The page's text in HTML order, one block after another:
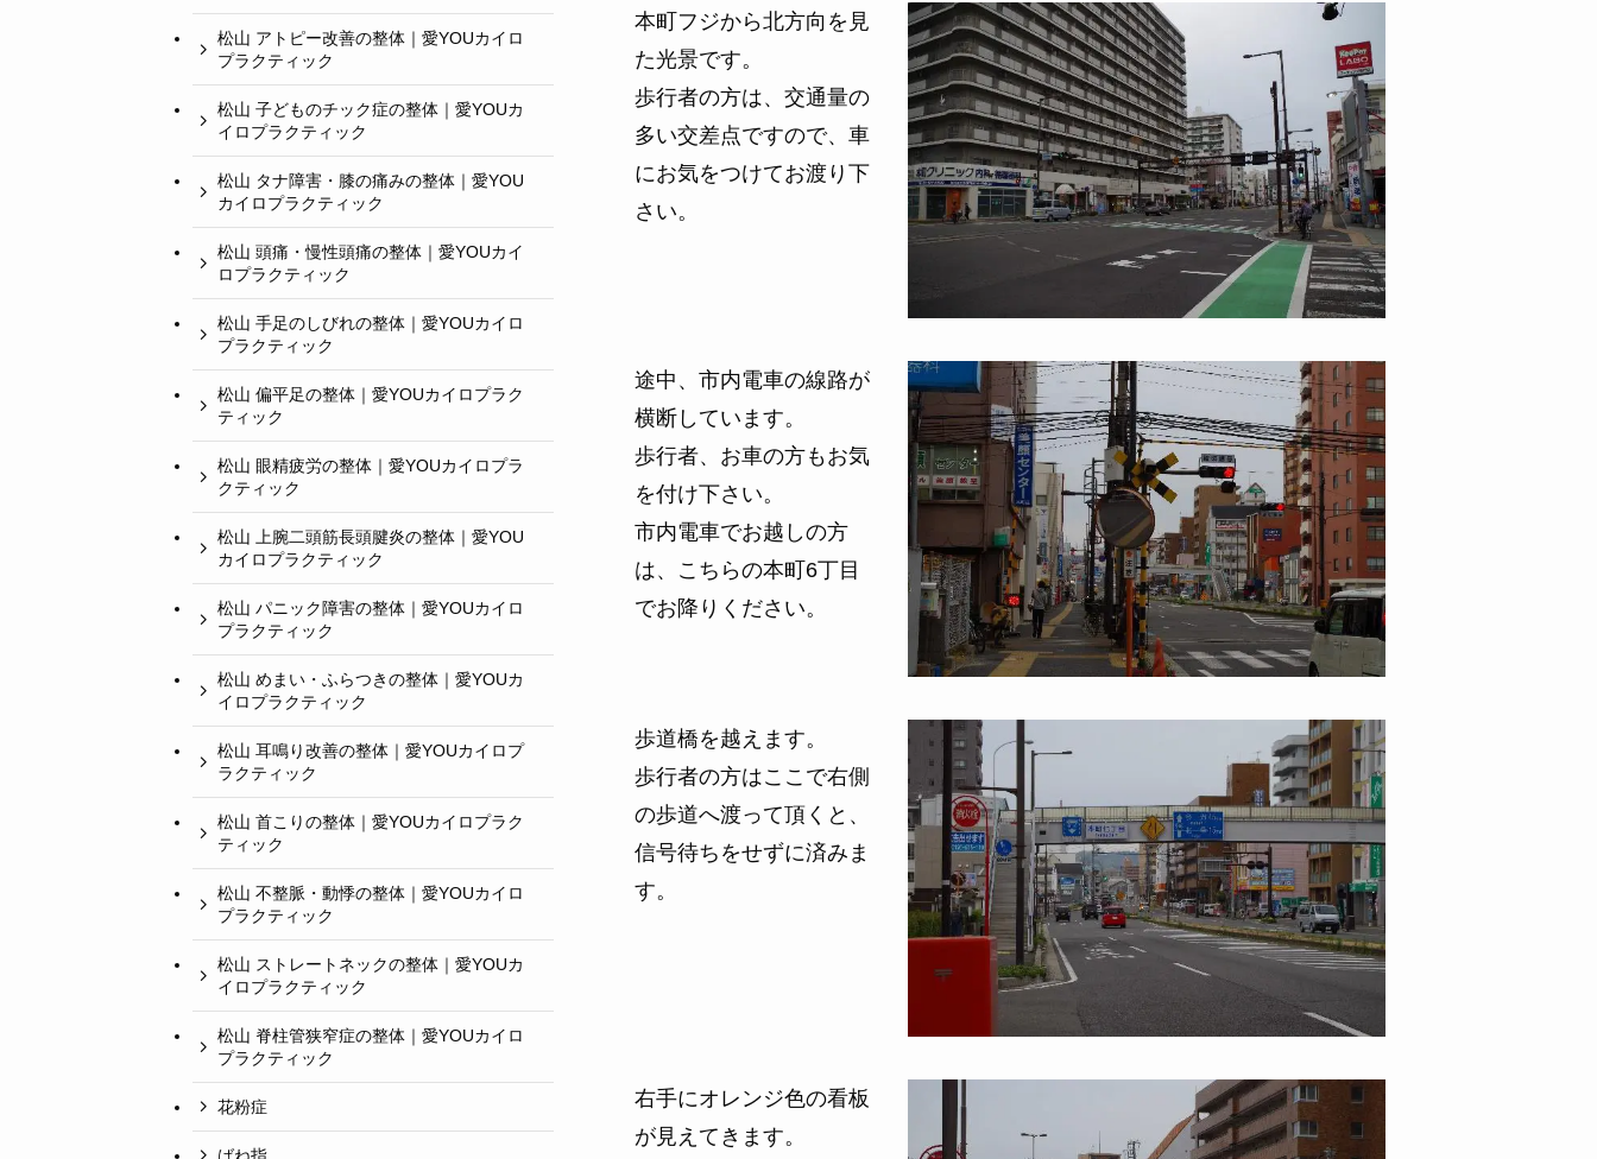
本町フジから北方向を見
た光景です。
歩行者の方は、交通量の
多い交差点ですので、車
にお気をつけてお渡り下
さい。
途中、市内電車の線路が
横断しています。
歩行者、お車の方もお気
を付け下さい。
市内電車でお越しの方
は、こちらの本町6丁目
でお降りください。
歩道橋を越えます。
歩行者の方はここで右側
の歩道へ渡って頂くと、
信号待ちをせずに済みま
す。
右手にオレンジ色の看板
が見えてきます。
松山 アトピー改善の整体｜愛YOUカイロ
プラクティック
松山 子どものチック症の整体｜愛YOUカ
イロプラクティック
松山 タナ障害・膝の痛みの整体｜愛YOU
カイロプラクティック
松山 頭痛・慢性頭痛の整体｜愛YOUカイ
ロプラクティック
松山 手足のしびれの整体｜愛YOUカイロ
プラクティック
松山 偏平足の整体｜愛YOUカイロプラク
ティック
松山 眼精疲労の整体｜愛YOUカイロプラ
クティック
松山 上腕二頭筋長頭腱炎の整体｜愛YOU
カイロプラクティック
松山 パニック障害の整体｜愛YOUカイロ
プラクティック
松山 めまい・ふらつきの整体｜愛YOUカ
イロプラクティック
松山 耳鳴り改善の整体｜愛YOUカイロプ
ラクティック
松山 首こりの整体｜愛YOUカイロプラク
ティック
松山 不整脈・動悸の整体｜愛YOUカイロ
プラクティック
松山 ストレートネックの整体｜愛YOUカ
イロプラクティック
松山 脊柱管狭窄症の整体｜愛YOUカイロ
プラクティック
花粉症
ばね指